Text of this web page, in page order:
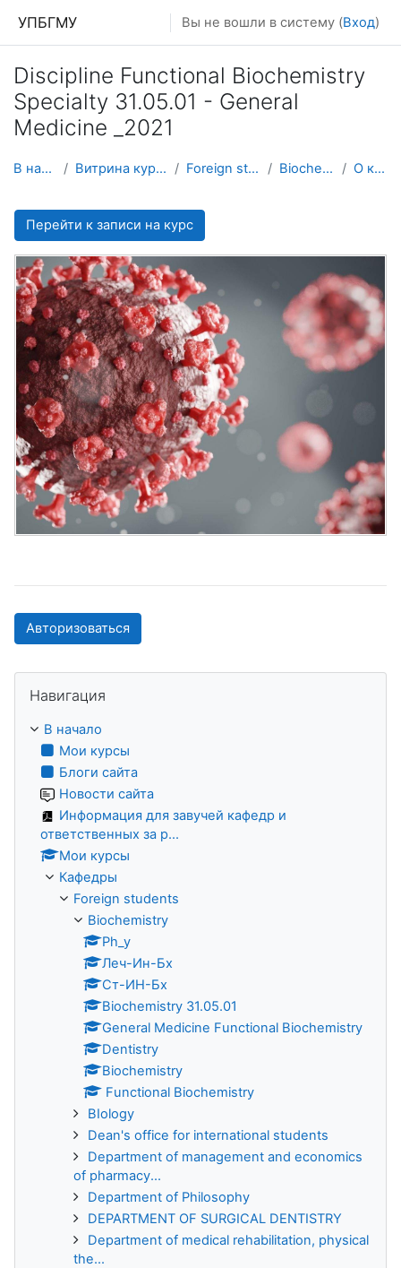
УПБГМУ Вы не вошли в систему (Вход)
Discipline Functional Biochemistry
Specialty 31.05.01 - General
Medicine _2021
В начало Витрина курсов 3KL Foreign students Biochemistry О курсе
Перейти к записи на курс
Авторизоваться
Навигация
В начало
Мои курсы
Блоги сайта
Новости сайта
Информация для завучей кафедр и
ответственных за р...
Мои курсы
Кафедры
Foreign students
Biochemistry
Ph_y
Леч-Ин-Бх
Ст-ИН-Бх
Biochemistry 31.05.01
General Medicine Functional Biochemistry
Dentistry
Biochemistry
Functional Biochemistry
BIology
Dean's office for international students
Department of management and economics
of pharmacy...
Department of Philosophy
DEPARTMENT OF SURGICAL DENTISTRY
Department of medical rehabilitation, physical
the...